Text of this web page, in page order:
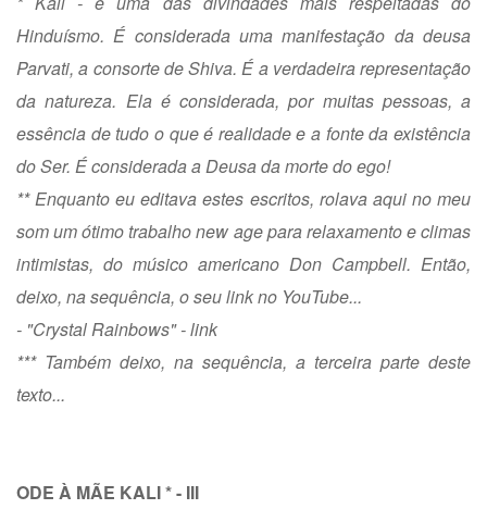
Hinduísmo. É considerada uma manifestação da deusa
Parvati, a consorte de Shiva. É a verdadeira representação
da natureza. Ela é considerada, por muitas pessoas, a
essência de tudo o que é realidade e a fonte da existência
do Ser. É considerada a Deusa da morte do ego!
** Enquanto eu editava estes escritos, rolava aqui no meu
som um ótimo trabalho new age para relaxamento e climas
intimistas, do músico americano Don Campbell. Então,
deixo, na sequência, o seu link no YouTube...
- "Crystal Rainbows" -link
*** Também deixo, na sequência, a terceira parte deste
texto...
ODE À MÃE KALI * - III